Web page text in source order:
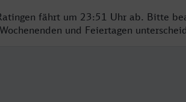
fährt um 23:51 Uhr ab. Bitte
und Feiertagen